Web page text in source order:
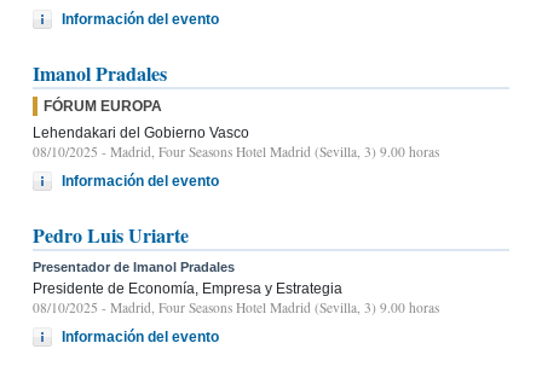
Información del evento
Imanol Pradales
FÓRUM EUROPA
Lehendakari del Gobierno Vasco
08/10/2025 - Madrid, Four Seasons Hotel Madrid (Sevilla, 3) 9.00 horas
Información del evento
Pedro Luis Uriarte
Presentador de Imanol Pradales
Presidente de Economía, Empresa y Estrategia
08/10/2025 - Madrid, Four Seasons Hotel Madrid (Sevilla, 3) 9.00 horas
Información del evento